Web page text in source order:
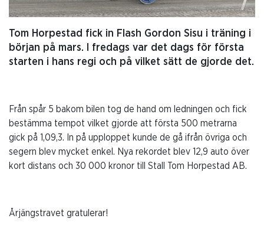
Tom Horpestad fick in Flash Gordon Sisu i träning i
början på mars. I fredags var det dags för första
starten i hans regi och på vilket sätt de gjorde det.
Från spår 5 bakom bilen tog de hand om ledningen och fick
bestämma tempot vilket gjorde att första 500 metrarna
gick på 1,09,3. In på upploppet kunde de gå ifrån övriga och
segern blev mycket enkel. Nya rekordet blev 12,9 auto över
kort distans och 30 000 kronor till Stall Tom Horpestad AB.
Årjängstravet gratulerar!